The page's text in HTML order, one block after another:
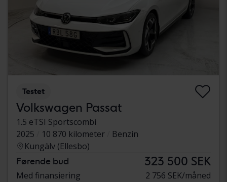
Testet
Volkswagen Passat
1.5 eTSI Sportscombi
2025
10 870 kilometer
Benzin
Kungälv (Ellesbo)
Førende bud 323 500 SEK
Med finansiering 2 756 SEK/måned